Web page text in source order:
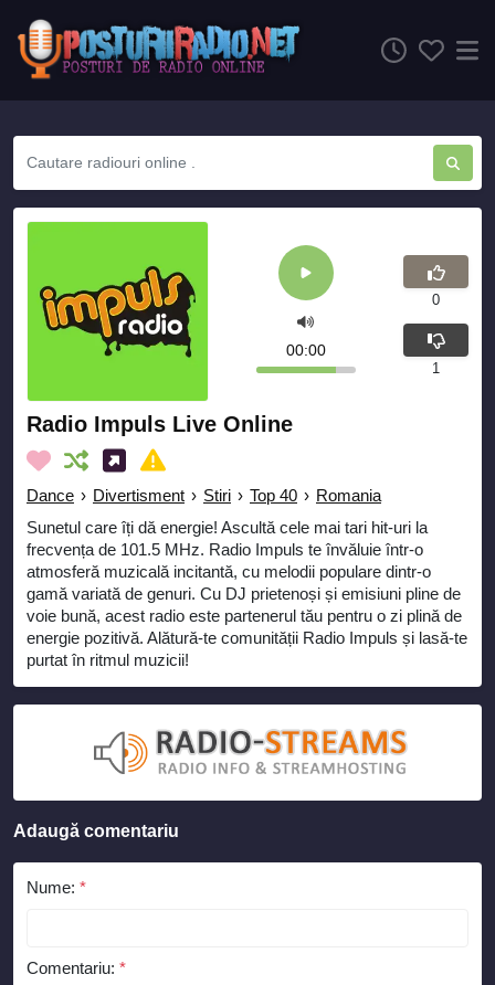
Radio Impuls Live Online
Dance › Divertisment › Stiri › Top 40 › Romania
Sunetul care îți dă energie! Ascultă cele mai tari hit-uri la
frecvența de 101.5 MHz. Radio Impuls te învăluie într-o
atmosferă muzicală incitantă, cu melodii populare dintr-o
gamă variată de genuri. Cu DJ prietenoși și emisiuni pline de
voie bună, acest radio este partenerul tău pentru o zi plină de
energie pozitivă. Alătură-te comunității Radio Impuls și lasă-te
purtat în ritmul muzicii!
00:00
0
1
Adaugă comentariu
Nume: *
Comentariu: *